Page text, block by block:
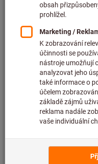
K objednání po násobcích: 2
Kusy dostupné za 1 – 3
Upozorňujeme
omezené
Tuto položku pro
protože není
proto ji nemáme